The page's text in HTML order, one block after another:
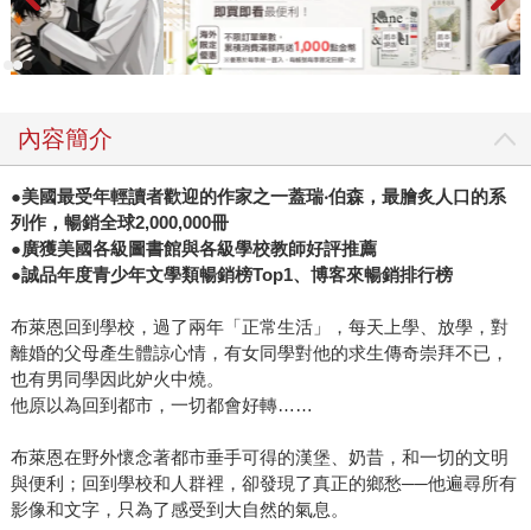
內容簡介
●美國最受年輕讀者歡迎的作家之一蓋瑞‧伯森，最膾炙人口的系
列作，暢銷全球2,000,000冊
●廣獲美國各級圖書館與各級學校教師好評推薦
●誠品年度青少年文學類暢銷榜Top1、博客來暢銷排行榜
布萊恩回到學校，過了兩年「正常生活」，每天上學、放學，對
離婚的父母產生體諒心情，有女同學對他的求生傳奇崇拜不已，
也有男同學因此妒火中燒。
他原以為回到都市，一切都會好轉……
布萊恩在野外懷念著都市垂手可得的漢堡、奶昔，和一切的文明
與便利；回到學校和人群裡，卻發現了真正的鄉愁──他遍尋所有
影像和文字，只為了感受到大自然的氣息。